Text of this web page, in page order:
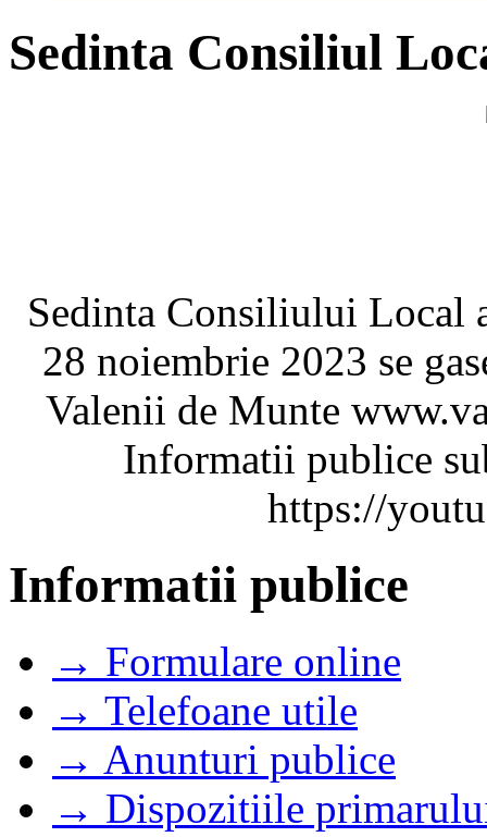
Sedinta Consiliul
Sedinta Consiliului Local
28 noiembrie 2023 se
Valenii de Munte
Informatii publice
https://
Informatii publice
→ Formulare online
→ Telefoane utile
→ Anunturi publice
→ Dispozitiile